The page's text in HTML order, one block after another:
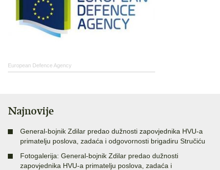
European Defence Agency
Najnovije
General-bojnik Zdilar predao dužnosti zapovjednika HVU-a
primatelju poslova, zadaća i odgovornosti brigadiru Stručiću
Fotogalerija: General-bojnik Zdilar predao dužnosti
zapovjednika HVU-a primatelju poslova, zadaća i